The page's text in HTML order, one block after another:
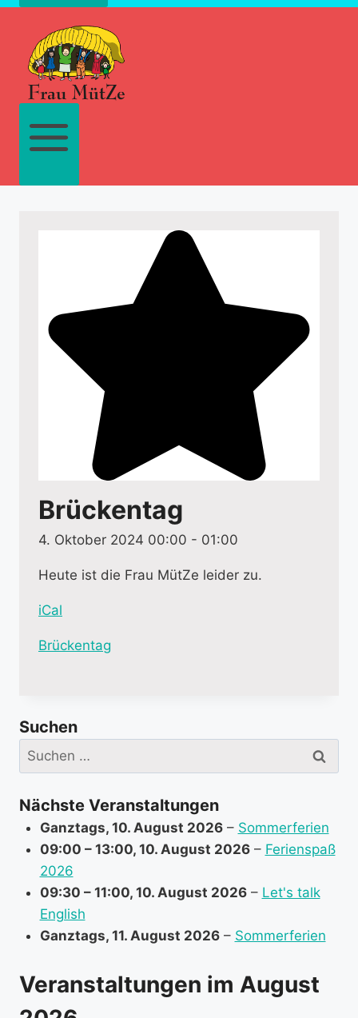
Brückentag
4. Oktober 2024 00:00 - 01:00
Heute ist die Frau MütZe leider zu.
iCal
M
i
n
f
o
m
a
t
o
n
b
o
Brückentag
Suchen
Suchen
nach:
Nächste Veranstaltungen
Ganztags, 10. August 2026– Sommerferien
09:00 – 13:00, 10. August 2026– Ferienspaß
2026
09:30 – 11:00, 10. August 2026– Let's talk
English
Ganztags, 11. August 2026– Sommerferien
Veranstaltungen im August